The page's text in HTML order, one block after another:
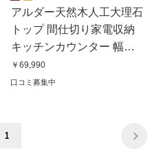
アルダー天然木人工大理石
トップ 間仕切り家電収納
キッチンカウンター 幅
90cm
￥69,990
口コミ募集中
1